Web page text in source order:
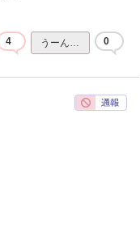
4 うーん… 0